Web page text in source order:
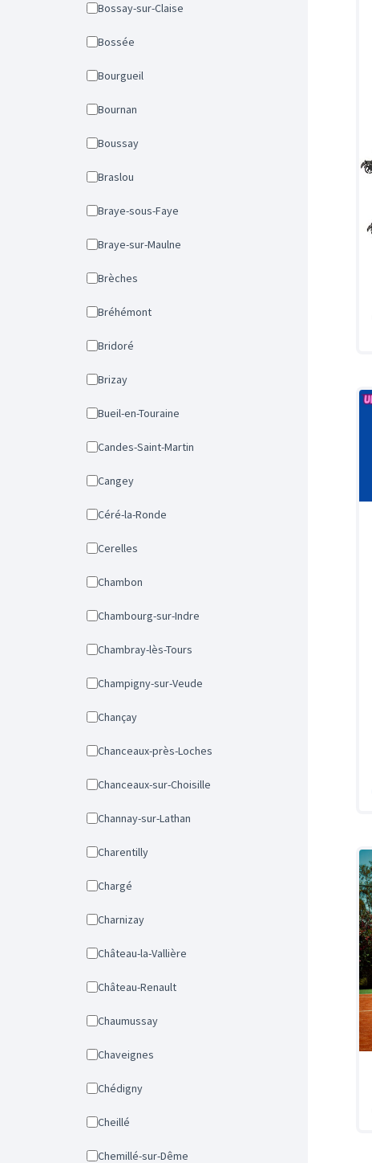
Bossay-sur-Claise
Bossée
Bourgueil
Bournan
Boussay
Braslou
Braye-sous-Faye
Braye-sur-Maulne
Brèches
Bréhémont
Bridoré
Brizay
Bueil-en-Touraine
Candes-Saint-Martin
Cangey
Céré-la-Ronde
Cerelles
Chambon
Chambourg-sur-Indre
Chambray-lès-Tours
Champigny-sur-Veude
Chançay
Chanceaux-près-Loches
Chanceaux-sur-Choisille
Channay-sur-Lathan
Charentilly
Chargé
Charnizay
Château-la-Vallière
Château-Renault
Chaumussay
Chaveignes
Chédigny
Cheillé
Chemillé-sur-Dême